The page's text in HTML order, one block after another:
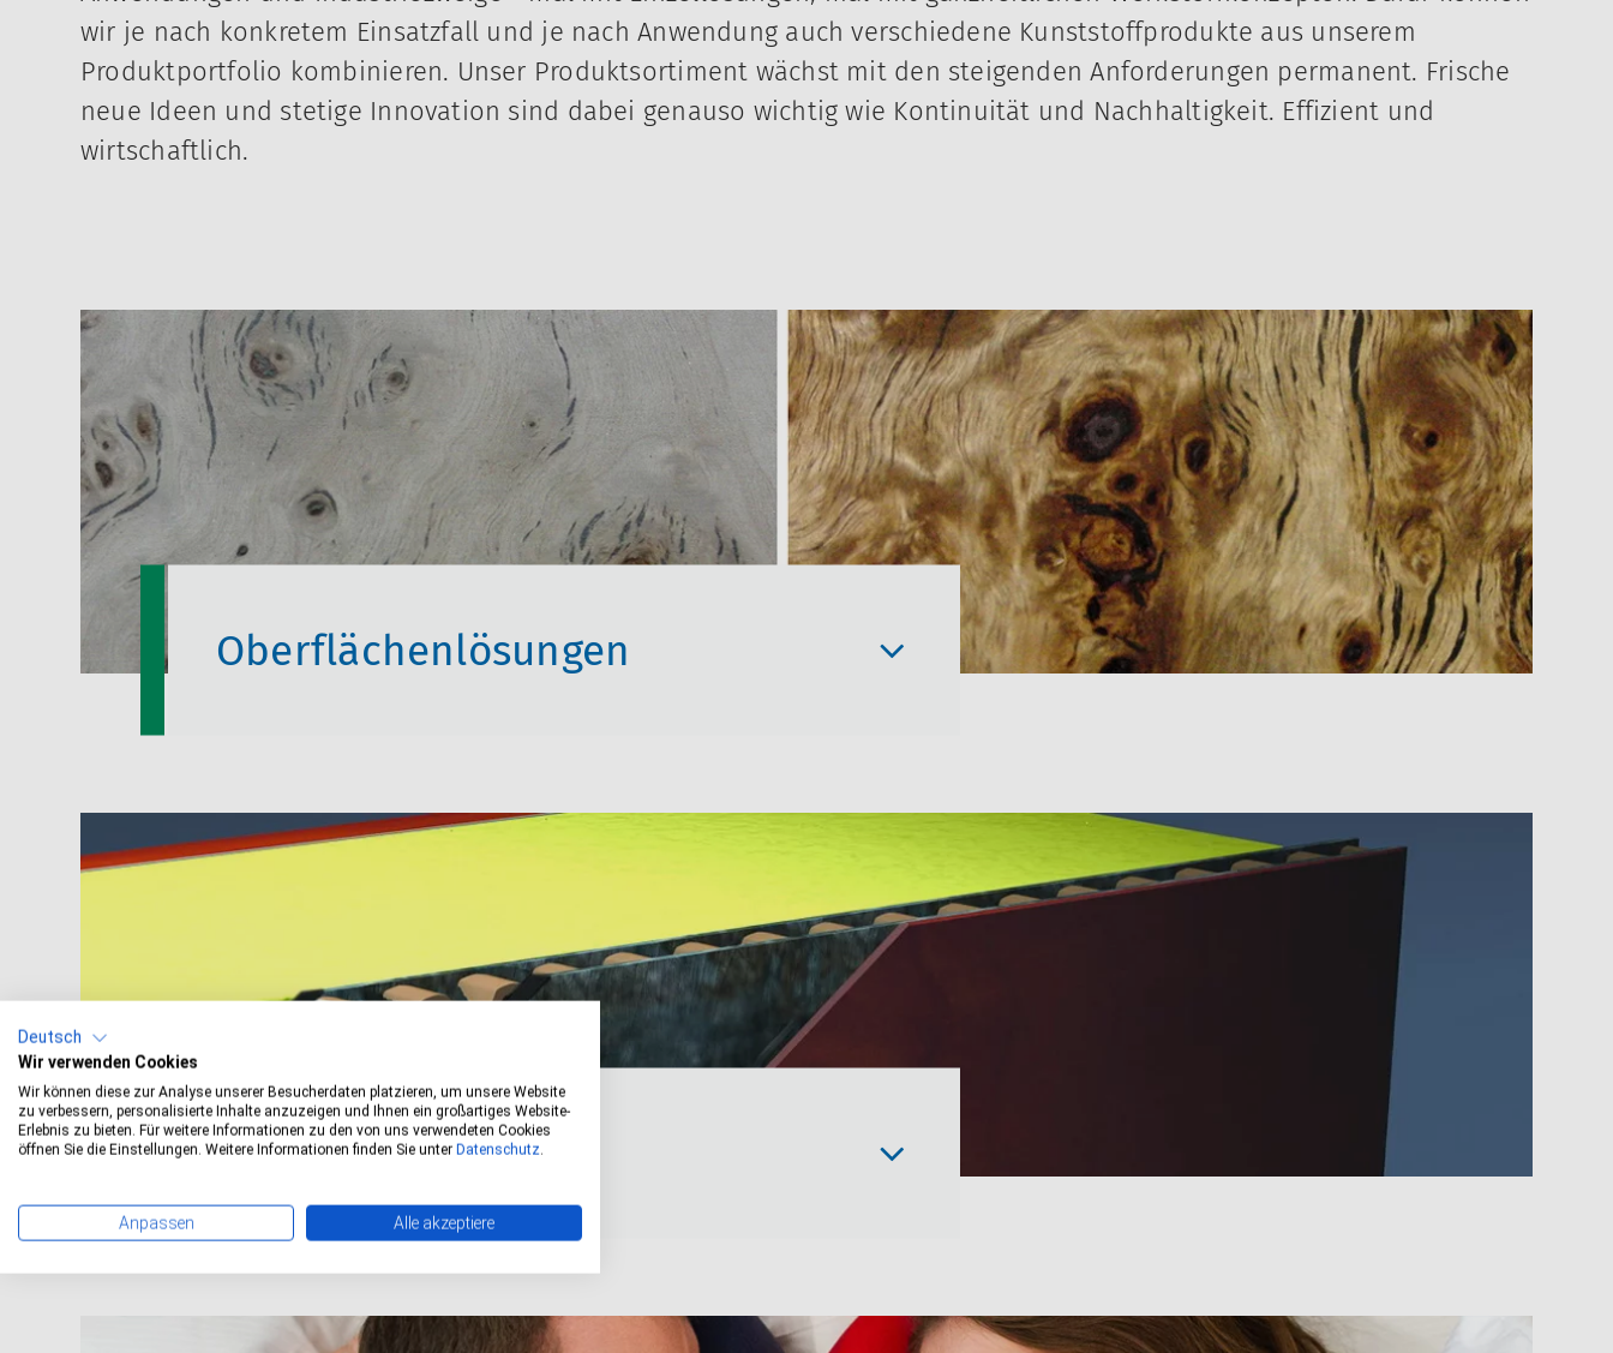
unserer Polyurethan-Systeme
wir je nach konkretem Einsatzfall und je nach Anwendung auch verschiedene Kunststoffprodukte aus unserem
Produktportfolio kombinieren. Unser Produktsortiment wächst mit den steigenden Anforderungen permanent. Frische
neue Ideen und stetige Innovation sind dabei genauso wichtig wie Kontinuität und Nachhaltigkeit. Effizient und
wirtschaftlich.
Oberflächenlösungen
Leichtbau
Deutsch
Wir verwenden Cookies
Wir können diese zur Analyse unserer Besucherdaten platzieren, um unsere Website
zu verbessern, personalisierte Inhalte anzuzeigen und Ihnen ein großartiges Website-
Erlebnis zu bieten. Für weitere Informationen zu den von uns verwendeten Cookies
öffnen Sie die Einstellungen. Weitere Informationen finden Sie unter Datenschutz.
Anpassen Alle akzeptiere